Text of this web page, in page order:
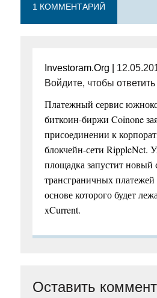
1 КОММЕНТАРИЙ
Investoram.Org |
Войдите, чтобы ответить
Платежный сервис
биткоин-биржи Coinone
присоединении к
блокчейн-сети RippleNet.
площадка запустит новый
трансграничных платежей
основе которого будет
xCurrent.
Оставить